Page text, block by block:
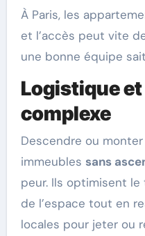
À Paris, les
et l’accès peut vite
une bonne équipe
Logistique
complexe
Descendre ou
immeubles sans
peur. Ils optimisent
de l’espace tout en
locales pour jeter ou